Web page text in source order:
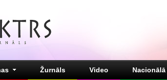
Žurnāls Video